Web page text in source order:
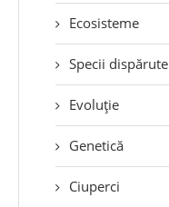
Ecosisteme
Specii dispărute
Evoluție
Genetică
Ciuperci